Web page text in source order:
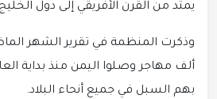
يمتد من القرن الأفريقي إلى دول
ألف مهاجر وصلوا اليمن منذ بداية
بهم السبل في جميع أنحاء البلاد.